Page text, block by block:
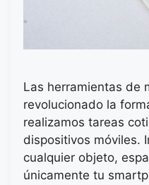
Las herramientas de
revolucionado la
realizamos tareas
dispositivos móviles.
cualquier objeto,
únicamente tu